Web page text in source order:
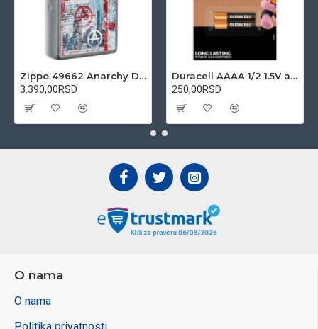
Zippo 49662 Anarchy Design upaljač
3.390,00RSD
Duracell AAAA 1/2 1.5V alkalna baterija
250,00RSD
O nama
O nama